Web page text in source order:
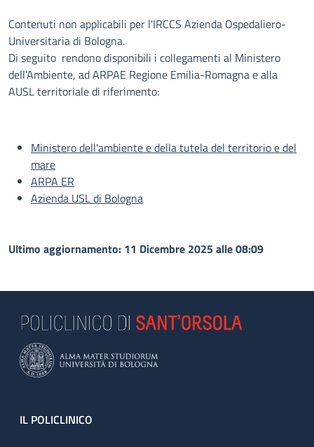
Descrizione
Contenuti non applicabili per l'IRCCS Azienda Ospedaliero-
Universitaria di Bologna.
Di seguito rendono disponibili i collegamenti al Ministero
dell’Ambiente, ad ARPAE Regione Emilia-Romagna e alla
AUSL territoriale di riferimento:
Ministero dell'ambiente e della tutela del territorio e del
mare
ARPA ER
Azienda USL di Bologna
Ultimo aggiornamento: 11 Dicembre 2025 alle 08:09
Footer
IL POLICLINICO